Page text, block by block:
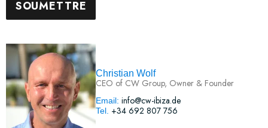
Christian Wolf
CEO of CW Group, Owner & Founder
Email: info@cw-ibiza.de
Tel. +34 692 807 756